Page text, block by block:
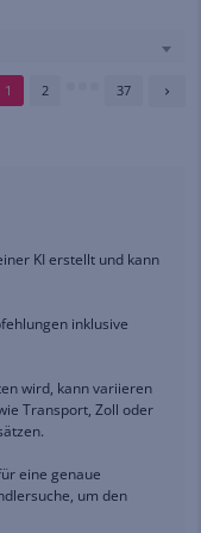
1 2 37
KI erstellt und kann
inklusive
wird, kann variieren
Transport, Zoll oder
eine genaue
um den